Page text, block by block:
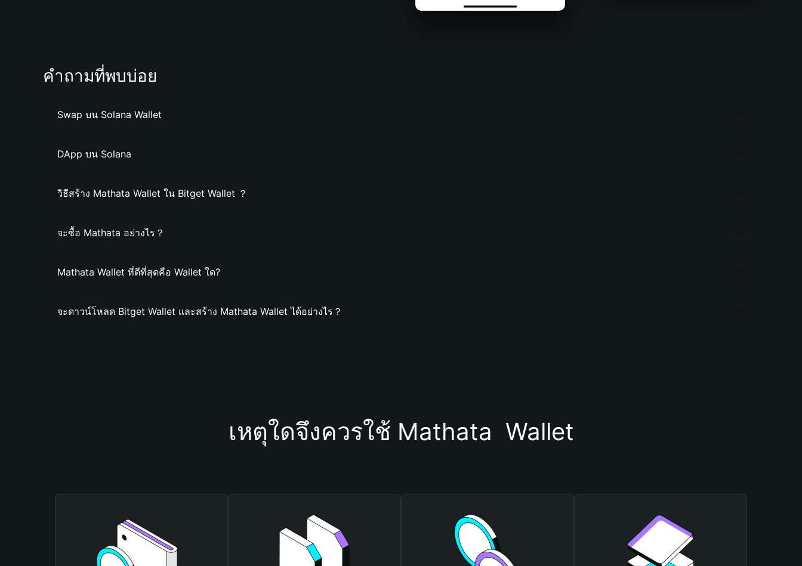
คำถามที่พบบ่อย
Swap บน Solana Wallet
DApp บน Solana
วิธีสร้าง Mathata Wallet ใน Bitget Wallet ？
จะซื้อ Mathata อย่างไร？
Mathata Wallet ที่ดีที่สุดคือ Wallet ใด?
จะดาวน์โหลด Bitget Wallet และสร้าง Mathata Wallet ได้อย่างไร？
เหตุใดจึงควรใช้ Mathata  Wallet